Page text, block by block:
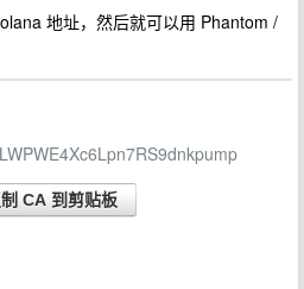
地址，然后就可以用 Phantom /
CA 到剪贴板